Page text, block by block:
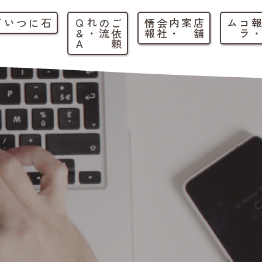
石について ご
依
頼
の
流
れ
・
Q
&
A 店
舗
案内
・
会
社
情
報